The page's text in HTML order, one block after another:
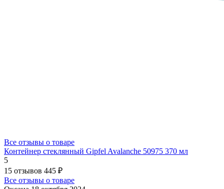
Все отзывы о товаре
Контейнер стеклянный Gipfel Avalanche 50975 370 мл
5
15 отзывов 445 ₽
Все отзывы о товаре